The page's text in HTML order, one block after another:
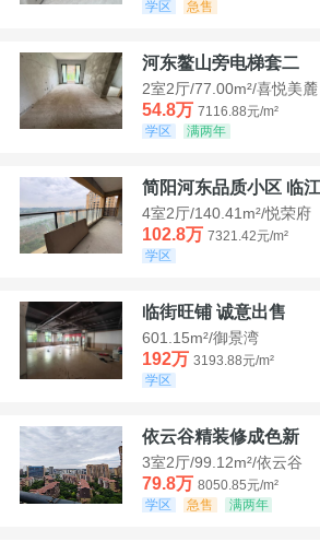
学区
急售
河东鳌山旁电梯套二
2室2厅/77.00m²/喜悦美麓
54.8万 7116.88元/m²
学区
满两年
简阳河东品质小区 临
4室2厅/140.41m²/悦荣府
102.8万 7321.42元/m²
学区
临街旺铺 诚意出售
601.15m²/御景湾
192万 3193.88元/m²
学区
依云谷精装修成色新
3室2厅/99.12m²/依云谷
79.8万 8050.85元/m²
学区
急售 满两年